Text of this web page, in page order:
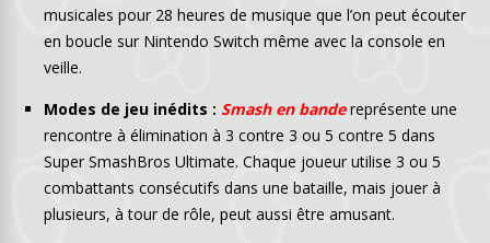
musicales pour 28 heures de musique que l’on peut écouter
en boucle sur Nintendo Switch même avec la console en
veille.
Modes de jeu inédits : Smash en bandereprésente une
rencontre à élimination à 3 contre 3 ou 5 contre 5 dans
Super SmashBros Ultimate. Chaque joueur utilise 3 ou 5
combattants consécutifs dans une bataille, mais jouer à
plusieurs, à tour de rôle, peut aussi être amusant.